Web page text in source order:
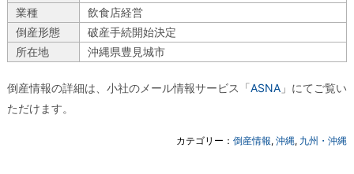
業種
飲食店経営
倒産形態
破産手続開始決定
所在地
沖縄県豊見城市
倒産情報の詳細は、小社のメール情報サービス「ASNA 」にてご覧い
ただけます。
カテゴリー：倒産情報,沖縄, 九州・沖縄